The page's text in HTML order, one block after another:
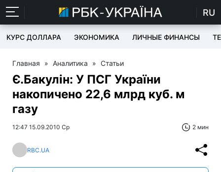
RU
КУРС ДОЛЛАРА ЭКОНОМИКА ЛИЧНЫЕ ФИНАНСЫ
Главная » Аналитика » Статьи
Є.Бакулін: У ПСГ України
накопичено 22,6 млрд куб. м
газу
12:47 15.09.2010 Ср 2 мин
RBC.UA